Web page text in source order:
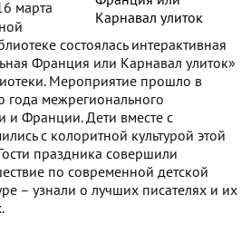
марта
состоялась интерактивная
Франция или Карнавал улиток»
Мероприятие прошло в
года межрегионального
и Франции. Дети вместе с
с колоритной культурой этой
праздника совершили
по современной детской
– узнали о лучших писателях и их